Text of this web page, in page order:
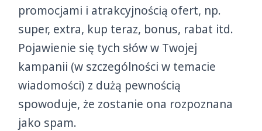
promocjami i atrakcyjnością ofert, np.
super, extra, kup teraz, bonus, rabat itd.
Pojawienie się tych słów w Twojej
kampanii (w szczególności w temacie
wiadomości) z dużą pewnością
spowoduje, że zostanie ona rozpoznana
jako spam.